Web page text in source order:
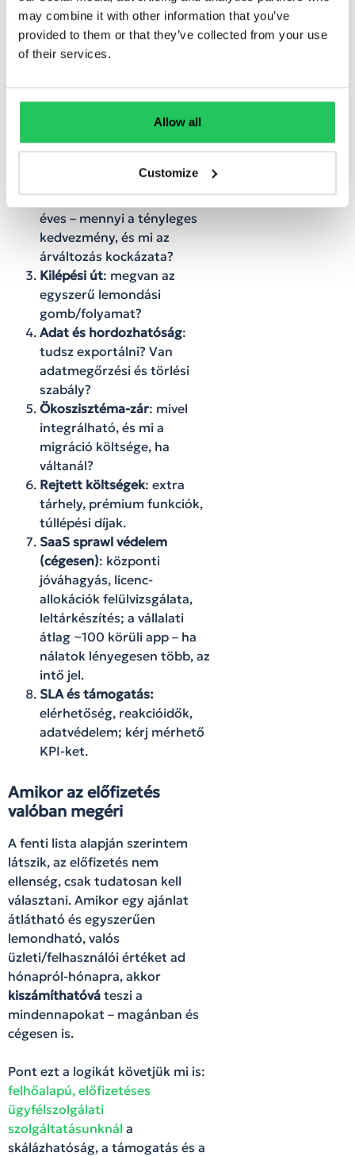
may combine it with other information that you’ve
provided to them or that they’ve collected from your use
of their services.
Allow all
Customize
add-onként csak drágán
érhető el;
a modell „
hardver mögé
Okos előfizető checklist
(magánszemélyeknek és KKV-
knak)
használsz?
Árazás átnézése: havi vs.
éves – mennyi a tényleges
kedvezmény, és mi az
árváltozás kockázata?
Kilépési út: megvan az
egyszerű lemondási
gomb/folyamat?
Adat és hordozhatóság:
tudsz exportálni? Van
adatmegőrzési és törlési
szabály?
Ökoszisztéma-zár: mivel
integrálható, és mi a
migráció költsége, ha
váltanál?
Rejtett költségek: extra
tárhely, prémium funkciók,
túllépési díjak.
SaaS sprawl védelem
(cégesen): központi
jóváhagyás, licenc-
allokációk felülvizsgálata,
leltárkészítés; a vállalati
átlag ~100 körüli app – ha
nálatok lényegesen több, az
intő jel.
SLA és támogatás:
elérhetőség, reakcióidők,
adatvédelem; kérj mérhető
KPI-ket.
Amikor az előfizetés
valóban megéri
A fenti lista alapján szerintem
látszik, az előfizetés nem
ellenség, csak tudatosan kell
választani. Amikor egy ajánlat
átlátható és egyszerűen
lemondható, valós
üzleti/felhasználói értéket ad
hónapról-hónapra, akkor
kiszámíthatóvá teszi a
mindennapokat – magánban és
cégesen is.
Pont ezt a logikát követjük mi is:
felhőalapú, előfizetéses
ügyfélszolgálati
szolgáltatásunknál a
skálázhatóság, a támogatás és a